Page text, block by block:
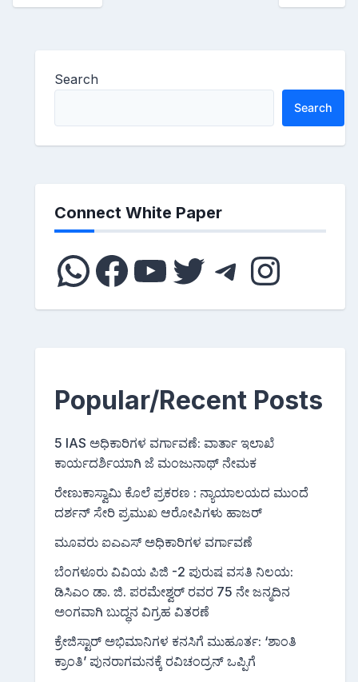
Search
Search
Connect White Paper
WhatsApp Facebook YouTube Twitter Telegram Instagram
Popular/Recent Posts
5 IAS ಅಧಿಕಾರಿಗಳ ವರ್ಗಾವಣೆ: ವಾರ್ತಾ ಇಲಾಖೆ
ಕಾರ್ಯದರ್ಶಿಯಾಗಿ ಜೆ ಮಂಜುನಾಥ್ ನೇಮಕ
ರೇಣುಕಾಸ್ವಾಮಿ ಕೊಲೆ ಪ್ರಕರಣ : ನ್ಯಾಯಾಲಯದ ಮುಂದೆ
ದರ್ಶನ್ ಸೇರಿ ಪ್ರಮುಖ ಆರೋಪಿಗಳು ಹಾಜರ್
ಮೂವರು ಐಎಎಸ್ ಅಧಿಕಾರಿಗಳ ವರ್ಗಾವಣೆ
ಬೆಂಗಳೂರು ವಿವಿಯ ಪಿಜಿ -2 ಪುರುಷ ವಸತಿ ನಿಲಯ:
ಡಿಸಿಎಂ ಡಾ. ಜಿ. ಪರಮೇಶ್ವರ್ ರವರ 75 ನೇ ಜನ್ಮದಿನ
ಅಂಗವಾಗಿ ಬುದ್ಧನ ವಿಗ್ರಹ ವಿತರಣೆ
ಕ್ರೇಜಿಸ್ಟಾರ್ ಅಭಿಮಾನಿಗಳ ಕನಸಿಗೆ ಮುಹೂರ್ತ: ‘ಶಾಂತಿ
ಕ್ರಾಂತಿ’ ಪುನರಾಗಮನಕ್ಕೆ ರವಿಚಂದ್ರನ್ ಒಪ್ಪಿಗೆ